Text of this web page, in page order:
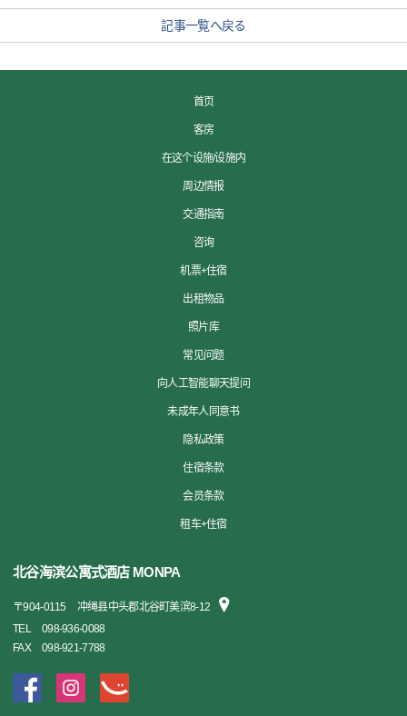
記事一覧へ戻る
首页
客房
在这个设施/设施内
周边情报
交通指南
咨询
机票+住宿
出租物品
照片库
常见问题
向人工智能聊天提问
未成年人同意书
隐私政策
住宿条款
会员条款
租车+住宿
北谷海滨公寓式酒店 MONPA
〒904-0115
冲绳县中头郡北谷町美滨8-12
TEL
098-936-0088
FAX
098-921-7788